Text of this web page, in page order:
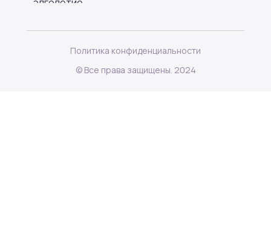
© Все права защищены. 2024
Политика конфиденциальности